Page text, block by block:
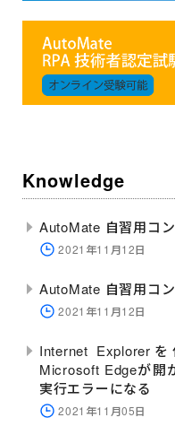
Knowledge
AutoMate 自習用コ
2021年11月12日
AutoMate 自習用コ
2021年11月12日
Internet Explorer
Microsoft Edgeが開
実行エラーになる
2021年11月05日